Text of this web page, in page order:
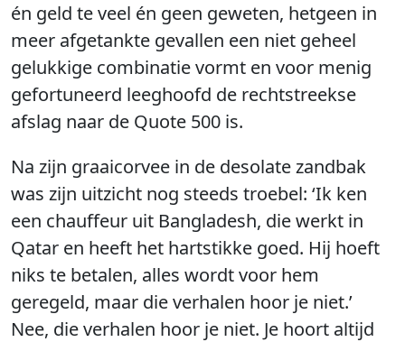
én geld te veel én geen geweten, hetgeen in
meer afgetankte gevallen een niet geheel
gelukkige combinatie vormt en voor menig
gefortuneerd leeghoofd de rechtstreekse
afslag naar de Quote 500 is.
Na zijn graaicorvee in de desolate zandbak
was zijn uitzicht nog steeds troebel: ‘Ik ken
een chauffeur uit Bangladesh, die werkt in
Qatar en heeft het hartstikke goed. Hij hoeft
niks te betalen, alles wordt voor hem
geregeld, maar die verhalen hoor je niet.’
Nee, die verhalen hoor je niet. Je hoort altijd